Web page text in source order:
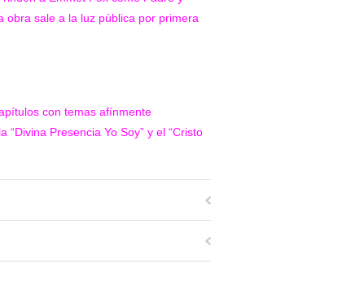
obra sale a la luz pública por primera
con temas afínmente
Presencia Yo Soy” y el “Cristo